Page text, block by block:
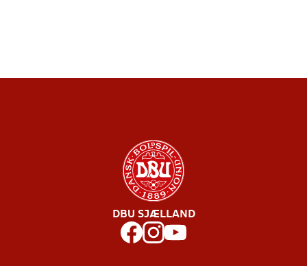
DBU SJÆLLAND